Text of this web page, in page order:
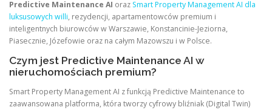
Predictive Maintenance AI oraz Smart Property Management AI dla
luksusowych willi, rezydencji, apartamentowców premium i
inteligentnych biurowców w Warszawie, Konstancinie-Jeziorna,
Piasecznie, Józefowie oraz na całym Mazowszu i w Polsce.
Czym jest Predictive Maintenance AI w
nieruchomościach premium?
Smart Property Management AI z funkcją Predictive Maintenance to
zaawansowana platforma, która tworzy cyfrowy bliźniak (Digital Twin)